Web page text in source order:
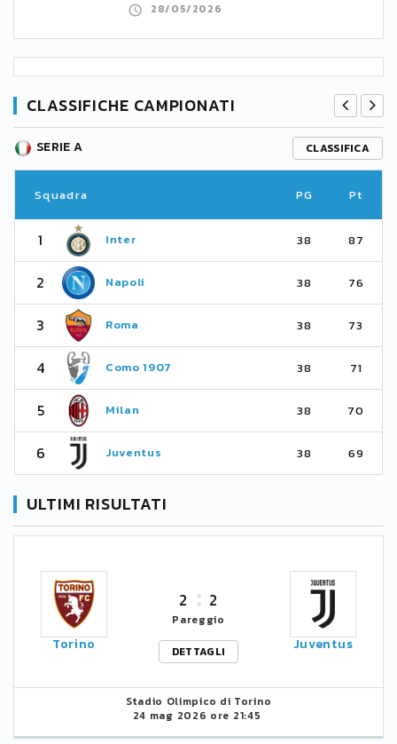
28/05/2026
CLASSIFICHE CAMPIONATI
SERIE A CLASSIFICA
Squadra PG Pt
1 Inter 38 87
2 Napoli 38 76
3 Roma 38 73
4 Como 1907 38 71
5 Milan 38 70
6 Juventus 38 69
ULTIMI RISULTATI
Torino
2 2
Pareggio
DETTAGLI
Juventus
Stadio Olimpico di Torino
24 mag 2026 ore 21:45